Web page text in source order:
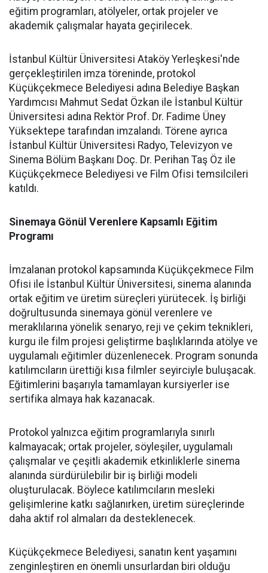
eğitim programları, atölyeler, ortak projeler ve
akademik çalışmalar hayata geçirilecek.
İstanbul Kültür Üniversitesi Ataköy Yerleşkesi'nde
gerçekleştirilen imza töreninde, protokol
Küçükçekmece Belediyesi adına Belediye Başkan
Yardımcısı Mahmut Sedat Özkan ile İstanbul Kültür
Üniversitesi adına Rektör Prof. Dr. Fadime Üney
Yüksektepe tarafından imzalandı. Törene ayrıca
İstanbul Kültür Üniversitesi Radyo, Televizyon ve
Sinema Bölüm Başkanı Doç. Dr. Perihan Taş Öz ile
Küçükçekmece Belediyesi ve Film Ofisi temsilcileri
katıldı.
Sinemaya Gönül Verenlere Kapsamlı Eğitim
Programı
İmzalanan protokol kapsamında Küçükçekmece Film
Ofisi ile İstanbul Kültür Üniversitesi, sinema alanında
ortak eğitim ve üretim süreçleri yürütecek. İş birliği
doğrultusunda sinemaya gönül verenlere ve
meraklılarına yönelik senaryo, reji ve çekim teknikleri,
kurgu ile film projesi geliştirme başlıklarında atölye ve
uygulamalı eğitimler düzenlenecek. Program sonunda
katılımcıların ürettiği kısa filmler seyirciyle buluşacak.
Eğitimlerini başarıyla tamamlayan kursiyerler ise
sertifika almaya hak kazanacak.
Protokol yalnızca eğitim programlarıyla sınırlı
kalmayacak; ortak projeler, söyleşiler, uygulamalı
çalışmalar ve çeşitli akademik etkinliklerle sinema
alanında sürdürülebilir bir iş birliği modeli
oluşturulacak. Böylece katılımcıların mesleki
gelişimlerine katkı sağlanırken, üretim süreçlerinde
daha aktif rol almaları da desteklenecek.
Küçükçekmece Belediyesi, sanatın kent yaşamını
zenginleştiren en önemli unsurlardan biri olduğu